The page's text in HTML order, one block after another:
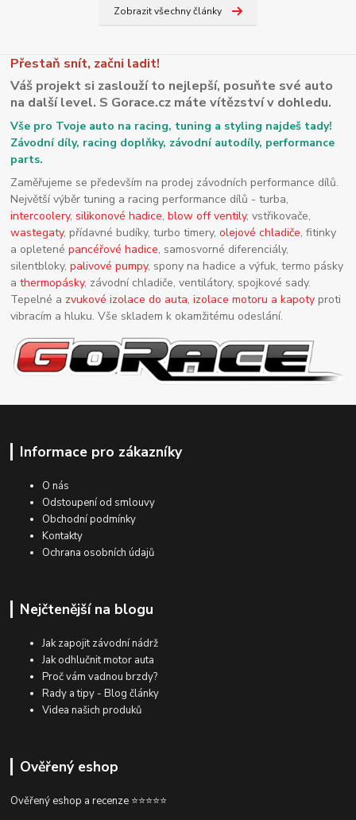
Zobrazit všechny články
Přestaň snít, začni ladit!
Váš projekt si zaslouží to nejlepší, posuňte své auto
na další level. S Gorace.cz máte vítězství v dohledu.
Vše pro Tvoje auto na racing, tuning a styling najdeš tady!
Závodní díly, racing doplňky, závodní autodíly, performance
parts.
Zaměřujeme se především na prodej závodních performance dílů.
Největší výběr tuning a racing performance dílů - turba,
intercoolery,silikonové hadice,blow off ventily, vstřikovače,
wastegaty, přídavné budíky, turbo timery,olejové chladiče, fitinky
a opletenépancéřové hadice, samosvorné diferenciály,
silentbloky,palivové pumpy, spony na hadice a výfuk, termo pásky
athermopásky, závodní chladiče, ventilátory, spojkové sady.
Tepelné a zvukové izolace do auta,izolace motoru a kapoty proti
vibracím a hluku. Vše skladem k okamžitému odeslání.
Informace pro zákazníky
O nás
Odstoupení od smlouvy
Obchodní podmínky
Kontakty
Ochrana osobních údajů
Nejčtenější na blogu
Jak zapojit závodní nádrž
Jak odhlučnit motor auta
Proč vám vadnou brzdy?
Rady a tipy - Blog články
Videa našich produků
Ověřený eshop
Ověřený eshop a recenze ⭐⭐⭐⭐⭐